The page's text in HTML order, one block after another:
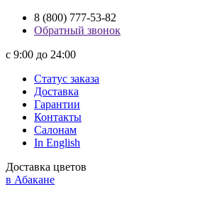
8 (800) 777-53-82
Обратный звонок
с 9:00 до 24:00
Статус заказа
Доставка
Гарантии
Контакты
Салонам
In English
Доставка цветов
в Абакане